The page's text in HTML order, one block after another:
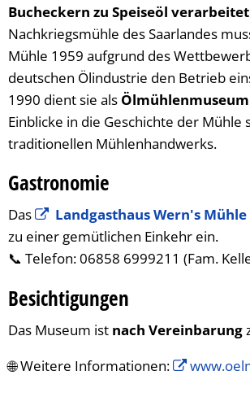
Bucheckern zu Speiseöl verarbeitet
Nachkriegsmühle des Saarlandes
Mühle 1959 aufgrund des
deutschen Ölindustrie den Betrieb
1990 dient sie als Ölmühlenmuseum
Einblicke in die Geschichte der Mühle
traditionellen Mühlenhandwerks.
Gastronomie
Das Landgasthaus Wern's Mühle
zu einer gemütlichen Einkehr ein.
📞 Telefon: 06858 6999211 (Fam.
Besichtigungen
Das Museum ist nach Vereinbarung
🌐 Weitere Informationen: